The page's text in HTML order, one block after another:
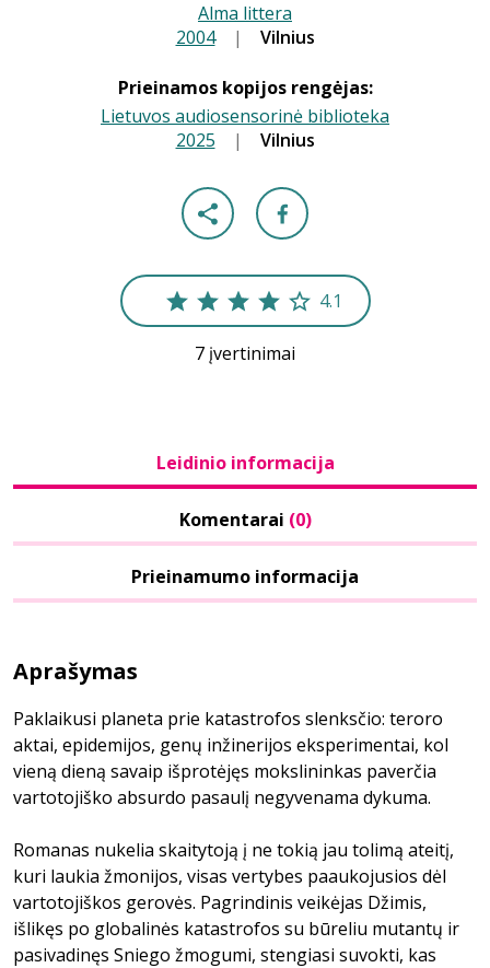
Alma littera
2004 | Vilnius
Prieinamos kopijos rengėjas:
Lietuvos audiosensorinė biblioteka
2025 | Vilnius
4.1
7 įvertinimai
Leidinio informacija
Komentarai (0)
Prieinamumo informacija
Aprašymas
Paklaikusi planeta prie katastrofos slenksčio: teroro
aktai, epidemijos, genų inžinerijos eksperimentai, kol
vieną dieną savaip išprotėjęs mokslininkas paverčia
vartotojiško absurdo pasaulį negyvenama dykuma.
Romanas nukelia skaitytoją į ne tokią jau tolimą ateitį,
kuri laukia žmonijos, visas vertybes paaukojusios dėl
vartotojiškos gerovės. Pagrindinis veikėjas Džimis,
išlikęs po globalinės katastrofos su būreliu mutantų ir
pasivadinęs Sniego žmogumi, stengiasi suvokti, kas